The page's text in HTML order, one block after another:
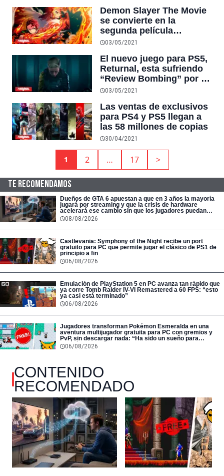
Demon Slayer The Movie
se convierte en la
segunda película
japonesa en llegar al top
03/05/2021
El nuevo juego para PS5,
Returnal, esta sufriendo
“Review Bombing” por su
manera de guardar el
03/05/2021
Las ventas de exclusivos
para PS4 y PS5 llegan a
las 58 millones de copias
30/04/2021
Navegación
de
entradas
1 2 … 17 >
TE RECOMENDAMOS
Dueños de GTA 6 apuestan a que en 3 años la mayoría
jugará por streaming y que la crisis de hardware
acelerará ese cambio sin que los jugadores puedan
evitarlo
08/08/2026
Castlevania: Symphony of the Night recibe un port
gratuito para PC que permite jugar el clásico de PS1 de
principio a fin
06/08/2026
Emulación de PlayStation 5 en PC avanza tan rápido que
ya corre Tomb Raider IV-VI Remastered a 60 FPS: “esto
ya casi está terminado”
06/08/2026
Jugadores transforman Pokémon Esmeralda en una
aventura multijugador gratuita para PC con gremios y
PvP, sin descargar nada: “Ha sido un sueño para
muchísimos de nosotros”
06/08/2026
CONTENIDO
RECOMENDADO